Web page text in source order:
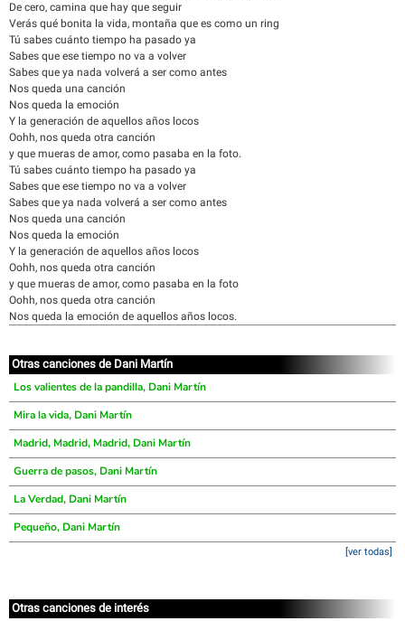
De cero, camina que hay que seguir
Verás qué bonita la vida, montaña que es como un ring
Tú sabes cuánto tiempo ha pasado ya
Sabes que ese tiempo no va a volver
Sabes que ya nada volverá a ser como antes
Nos queda una canción
Nos queda la emoción
Y la generación de aquellos años locos
Oohh, nos queda otra canción
y que mueras de amor, como pasaba en la foto.
Tú sabes cuánto tiempo ha pasado ya
Sabes que ese tiempo no va a volver
Sabes que ya nada volverá a ser como antes
Nos queda una canción
Nos queda la emoción
Y la generación de aquellos años locos
Oohh, nos queda otra canción
y que mueras de amor, como pasaba en la foto
Oohh, nos queda otra canción
Nos queda la emoción de aquellos años locos.
Otras canciones de Dani Martín
Los valientes de la pandilla, Dani Martín
Mira la vida, Dani Martín
Madrid, Madrid, Madrid, Dani Martín
Guerra de pasos, Dani Martín
La Verdad, Dani Martín
Pequeño, Dani Martín
[ver todas]
Otras canciones de interés